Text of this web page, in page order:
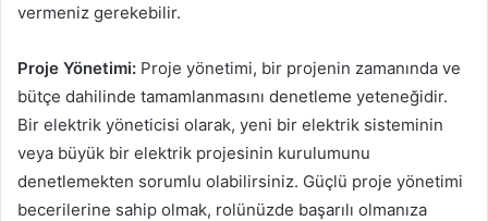
vermeniz gerekebilir.
Proje Yönetimi: Proje yönetimi, bir projenin zamanında ve
bütçe dahilinde tamamlanmasını denetleme yeteneğidir.
Bir elektrik yöneticisi olarak, yeni bir elektrik sisteminin
veya büyük bir elektrik projesinin kurulumunu
denetlemekten sorumlu olabilirsiniz. Güçlü proje yönetimi
becerilerine sahip olmak, rolünüzde başarılı olmanıza